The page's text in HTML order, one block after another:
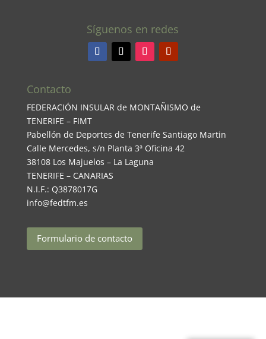
Síguenos en redes
Contacto
FEDERACIÓN INSULAR de MONTAÑISMO de
TENERIFE – FIMT
Pabellón de Deportes de Tenerife Santiago Martin
Calle Mercedes, s/n Planta 3ª Oficina 42
38108 Los Majuelos – La Laguna
TENERIFE – CANARIAS
N.I.F.: Q3878017G
info@fedtfm.es
Formulario de contacto